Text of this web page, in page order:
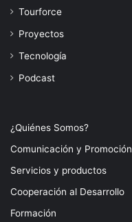
Tourforce
Proyectos
Tecnología
Podcast
¿Quiénes Somos?
Comunicación y Promoción
Servicios y productos
Cooperación al Desarrollo
Formación